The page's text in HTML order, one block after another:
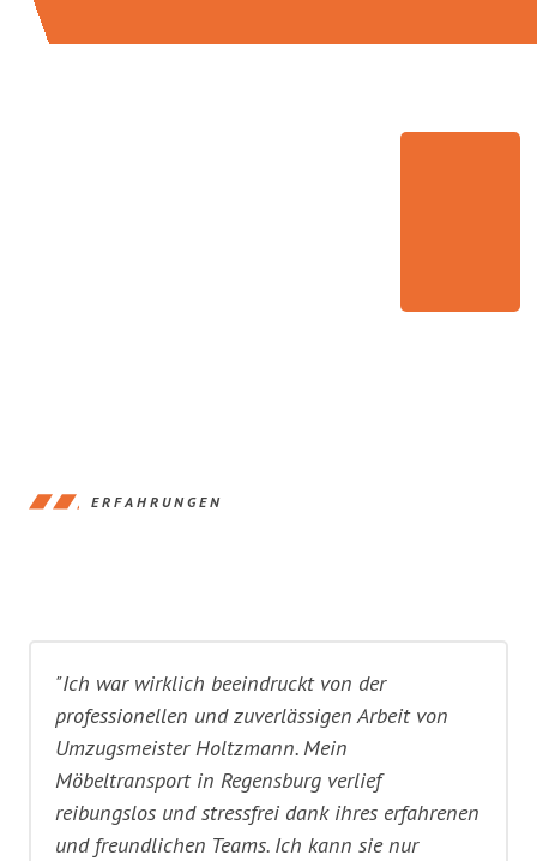
ERFAHRUNGEN
"Ich war wirklich beeindruckt von der
professionellen und zuverlässigen Arbeit von
Umzugsmeister Holtzmann. Mein
Möbeltransport in Regensburg verlief
reibungslos und stressfrei dank ihres erfahrenen
und freundlichen Teams. Ich kann sie nur